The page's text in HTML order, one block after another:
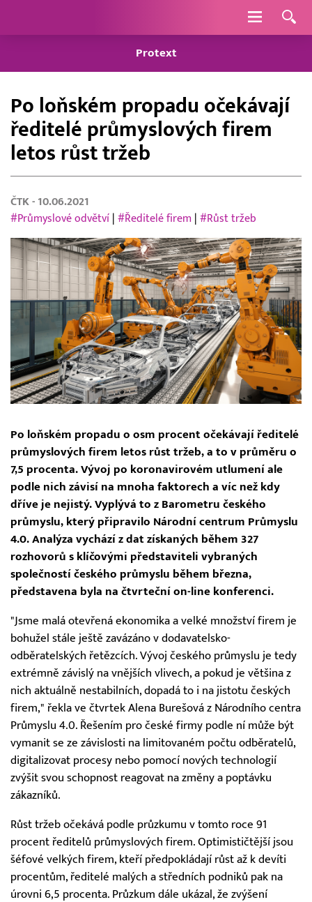
Navigace
Protext
Po loňském propadu očekávají
ředitelé průmyslových firem
letos růst tržeb
ČTK - 10.06.2021
#Průmyslové odvětví #Ředitelé firem #Růst tržeb
Po loňském propadu o osm procent očekávají ředitelé
průmyslových firem letos růst tržeb, a to v průměru o
7,5 procenta. Vývoj po koronavirovém utlumení ale
podle nich závisí na mnoha faktorech a víc než kdy
dříve je nejistý. Vyplývá to z Barometru českého
průmyslu, který připravilo Národní centrum Průmyslu
4.0. Analýza vychází z dat získaných během 327
rozhovorů s klíčovými představiteli vybraných
společností českého průmyslu během března,
představena byla na čtvrteční on-line konferenci.
"Jsme malá otevřená ekonomika a velké množství firem je
bohužel stále ještě zavázáno v dodavatelsko-
odběratelských řetězcích. Vývoj českého průmyslu je tedy
extrémně závislý na vnějších vlivech, a pokud je většina z
nich aktuálně nestabilních, dopadá to i na jistotu českých
firem," řekla ve čtvrtek Alena Burešová z Národního centra
Průmyslu 4.0. Řešením pro české firmy podle ní může být
vymanit se ze závislosti na limitovaném počtu odběratelů,
digitalizovat procesy nebo pomocí nových technologií
zvýšit svou schopnost reagovat na změny a poptávku
zákazníků.
Růst tržeb očekává podle průzkumu v tomto roce 91
procent ředitelů průmyslových firem. Optimističtější jsou
šéfové velkých firem, kteří předpokládají růst až k devíti
procentům, ředitelé malých a středních podniků pak na
úrovni 6,5 procenta. Průzkum dále ukázal, že zvýšení